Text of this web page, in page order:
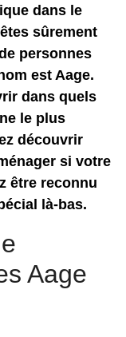
dans le
sûrement
personnes
est Aage.
dans quels
le plus
découvrir
si votre
être reconnu
là-bas.
Aage